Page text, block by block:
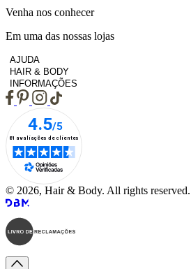
Venha nos conhecer
Em uma das nossas lojas
AJUDA
HAIR & BODY
INFORMAÇÕES
© 2026, Hair & Body. All rights reserved.